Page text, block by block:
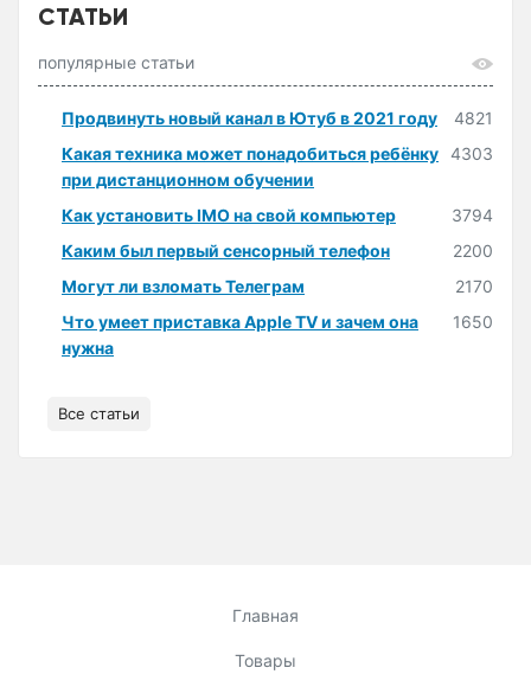
СТАТЬИ
популярные статьи
Продвинуть новый канал в Ютуб в 2021 году
4821
Какая техника может понадобиться ребёнку
при дистанционном обучении
4303
Как установить IMO на свой компьютер
3794
Каким был первый сенсорный телефон
2200
Могут ли взломать Телеграм
2170
Что умеет приставка Apple TV и зачем она
нужна
1650
Все статьи
Главная
Товары